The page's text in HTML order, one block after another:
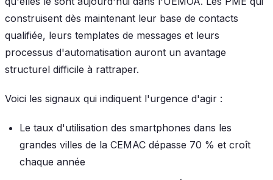
construisent dès maintenant leur base de contacts
qualifiée, leurs templates de messages et leurs
processus d'automatisation auront un avantage
structurel difficile à rattraper.
Voici les signaux qui indiquent l'urgence d'agir :
Le taux d'utilisation des smartphones dans les
grandes villes de la CEMAC dépasse 70 % et croît
chaque année